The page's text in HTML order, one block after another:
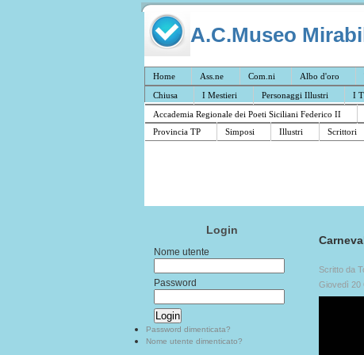
A.C.Museo
Home Ass.ne Com.ni Albo d'oro
Chiusa
I Mestieri Personaggi Illustri I
Accademia Regionale dei Poeti Siciliani Federico II
Provincia TP
Simposi Illustri Scrittori
Login
Nome utente
Password
Password dimenticata?
Nome utente dimenticato?
Scritto da
Giovedì 20